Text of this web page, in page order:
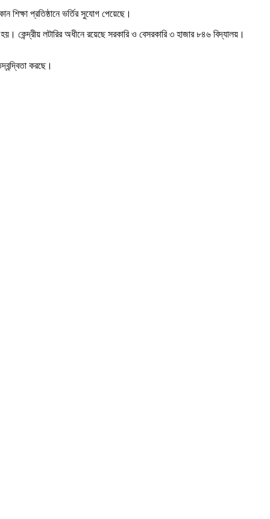
প্রতিষ্ঠানে ভর্তির সুযোগ পেয়েছে।
লটারির অধীনে রয়েছে সরকারি ও বেসরকারি ৩ হাজার ৮৪৬ বিদ্যালয়।
করছে।